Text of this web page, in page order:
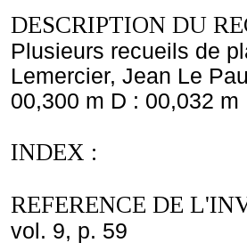
DESCRIPTION DU
Plusieurs recueils de
Lemercier, Jean Le
00,300 m D : 00,032
INDEX :
REFERENCE DE
vol. 9, p. 59